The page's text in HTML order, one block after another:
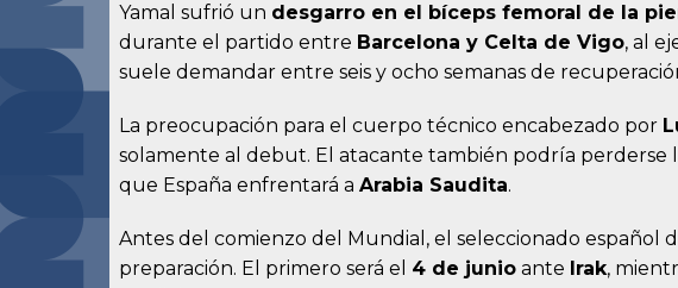
Yamal sufrió un desgarro en el bíceps femoral de la
durante el partido entre Barcelona y Celta de Vigo, al
suele demandar entre seis y ocho semanas de
La preocupación para el cuerpo técnico encabezado por
solamente al debut. El atacante también podría perderse
que España enfrentará a Arabia Saudita.
Antes del comienzo del Mundial, el seleccionado español
preparación. El primero será el 4 de junio ante Irak,